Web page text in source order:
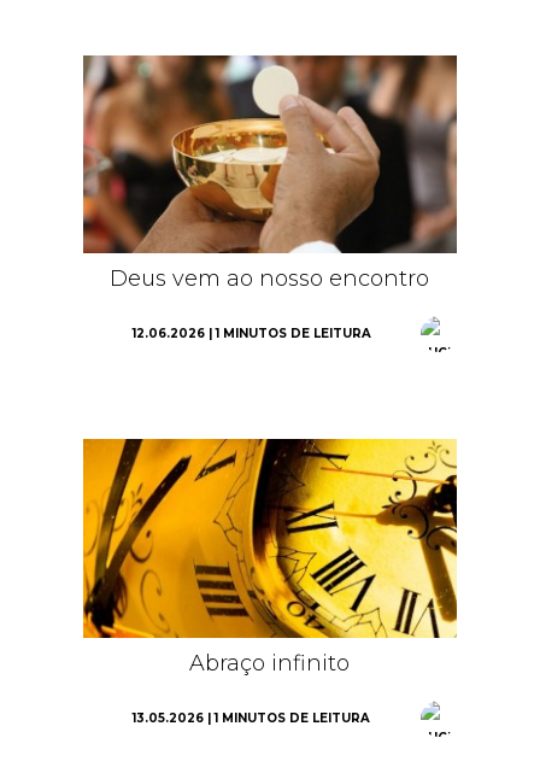
Deus vem ao nosso encontro
12.06.2026 | 1 MINUTOS DE LEITURA
Abraço infinito
13.05.2026 | 1 MINUTOS DE LEITURA